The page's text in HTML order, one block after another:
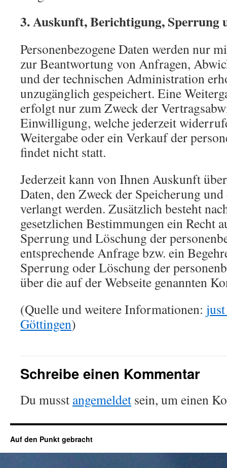
3. Auskunft, Berichtigung, Sperrung
Personenbezogene Daten werden nur
zur Beantwortung von Anfragen,
und der technischen Administration
unzugänglich gespeichert. Eine
erfolgt nur zum Zweck der
Einwilligung, welche jederzeit
Weitergabe oder ein Verkauf der
findet nicht statt.
Jederzeit kann von Ihnen Auskunft
Daten, den Zweck der Speicherung
verlangt werden. Zusätzlich besteht
gesetzlichen Bestimmungen ein Recht
Sperrung und Löschung der
entsprechende Anfrage bzw. ein
Sperrung oder Löschung der
über die auf der Webseite genannten
(Quelle und weitere Informationen:
Göttingen)
Schreibe einen Kommentar
Du musst angemeldet sein, um einen
Auf den Punkt gebracht